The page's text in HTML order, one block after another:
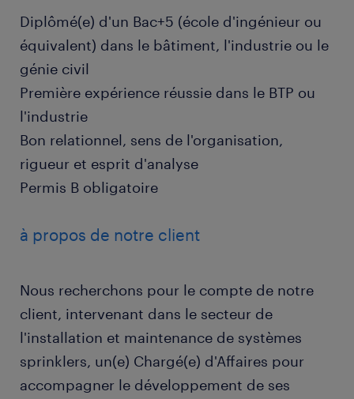
Diplômé(e) d'un Bac+5 (école d'ingénieur ou
équivalent) dans le bâtiment, l'industrie ou le
génie civil
Première expérience réussie dans le BTP ou
l'industrie
Bon relationnel, sens de l'organisation,
rigueur et esprit d'analyse
Permis B obligatoire
à propos de notre client
Nous recherchons pour le compte de notre
client, intervenant dans le secteur de
l'installation et maintenance de systèmes
sprinklers, un(e) Chargé(e) d'Affaires pour
accompagner le développement de ses